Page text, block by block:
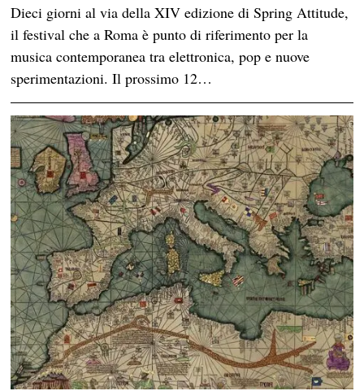
Dieci giorni al via della XIV edizione di Spring Attitude,
il festival che a Roma è punto di riferimento per la
musica contemporanea tra elettronica, pop e nuove
sperimentazioni. Il prossimo 12…